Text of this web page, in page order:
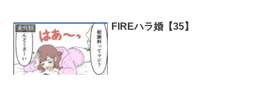
未分類 FIREハラ婚【35】